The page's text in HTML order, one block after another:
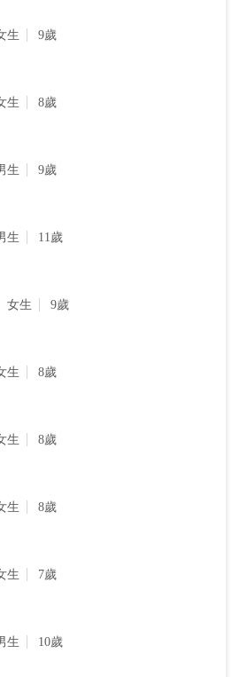
生 9歲
生 8歲
生 9歲
生 11歲
女生 9歲
生 8歲
生 8歲
生 8歲
生 7歲
生 10歲